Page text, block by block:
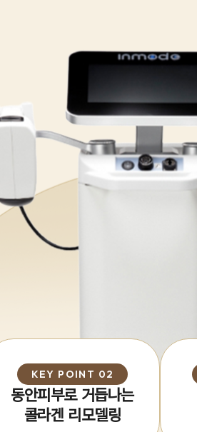
KEY POINT 02
동안피부로 거듭나는
콜라겐 리모델링